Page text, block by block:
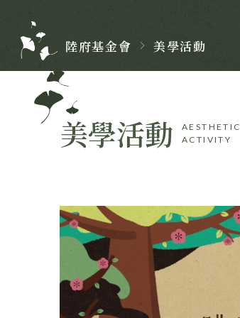
陸府基金會 美學活動
美學活動
AESTHETIC
ACTIVITY